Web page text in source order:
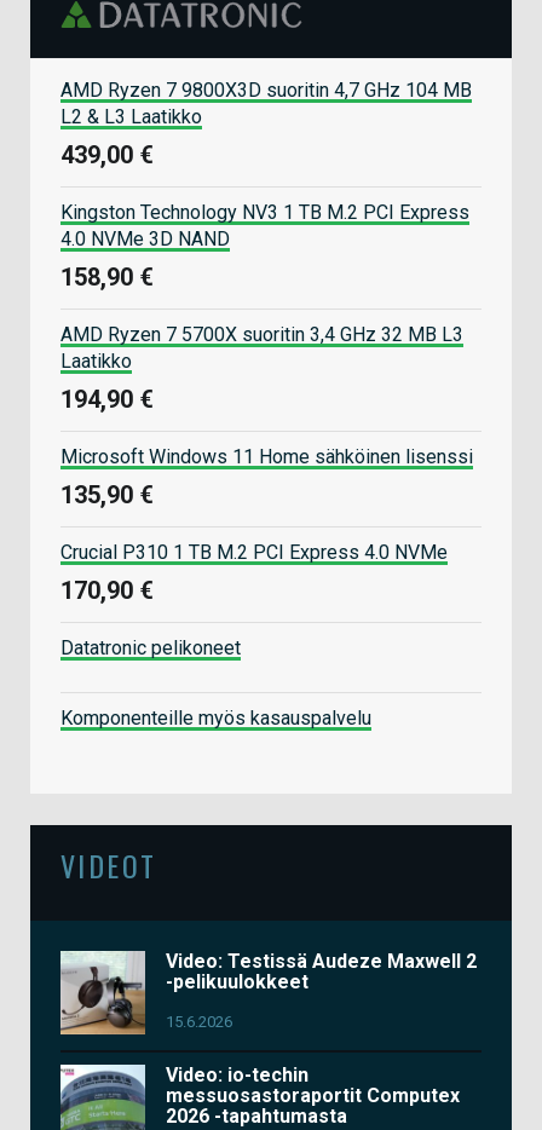
AMD Ryzen 7 9800X3D suoritin 4,7 GHz 104 MB
L2 & L3 Laatikko
439,00 €
Kingston Technology NV3 1 TB M.2 PCI Express
4.0 NVMe 3D NAND
158,90 €
AMD Ryzen 7 5700X suoritin 3,4 GHz 32 MB L3
Laatikko
194,90 €
Microsoft Windows 11 Home sähköinen lisenssi
135,90 €
Crucial P310 1 TB M.2 PCI Express 4.0 NVMe
170,90 €
Datatronic pelikoneet
Komponenteille myös kasauspalvelu
VIDEOT
Video: Testissä Audeze Maxwell 2
-pelikuulokkeet
15.6.2026
Video: io-techin
messuosastoraportit Computex
2026 -tapahtumasta